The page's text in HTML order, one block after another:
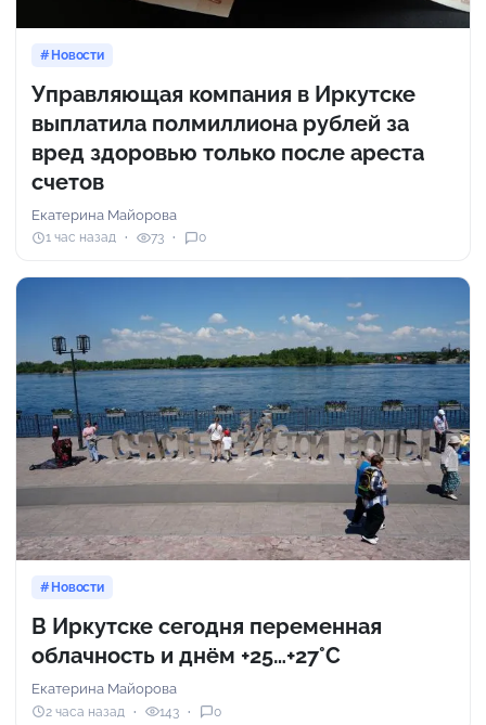
Новости
Управляющая компания в Иркутске
выплатила полмиллиона рублей за
вред здоровью только после ареста
счетов
Екатерина Майорова
1 час назад 73 0
Новости
В Иркутске сегодня переменная
облачность и днём +25…+27°С
Екатерина Майорова
2 часа назад 143 0